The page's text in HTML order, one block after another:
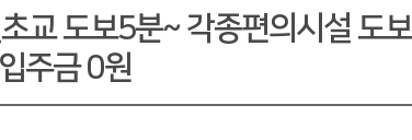
교 도보5분~ 각종편의시설 도보
주금 0원